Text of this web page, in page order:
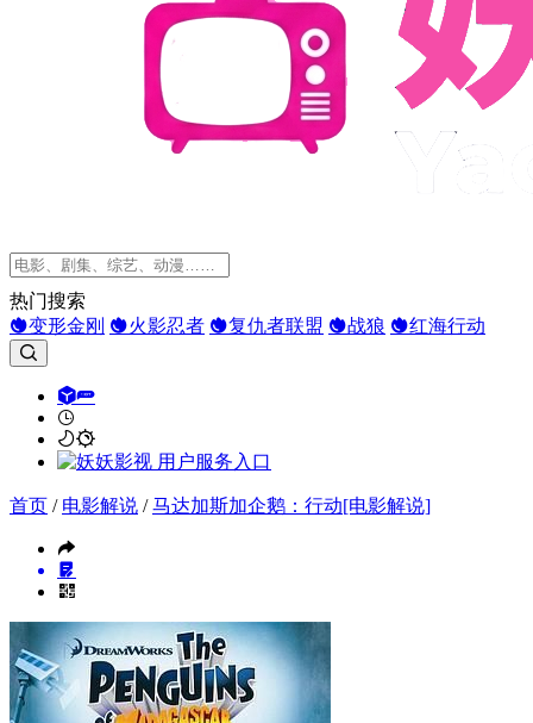
热门搜索
变形金刚
火影忍者 复仇者联盟 战狼 红海行动
首页 / 电影解说 /马达加斯加企鹅：行动[电影解说]